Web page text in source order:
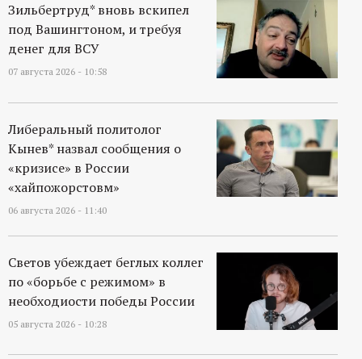
Зильбертруд* вновь вскипел
под Вашингтоном, и требуя
денег для ВСУ
07 августа 2026 - 10:58
Либеральный политолог
Кынев* назвал сообщения о
«кризисе» в России
«хайпожорстовм»
06 августа 2026 - 11:40
Светов убеждает беглых коллег
по «борьбе с режимом» в
необходиости победы России
05 августа 2026 - 10:28